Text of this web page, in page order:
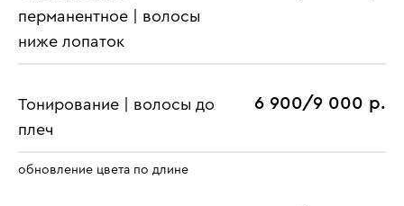
перманентное | волосы
ниже лопаток
Тонирование | волосы до
плеч
6 900/9 000 р.
обновление цвета по длине